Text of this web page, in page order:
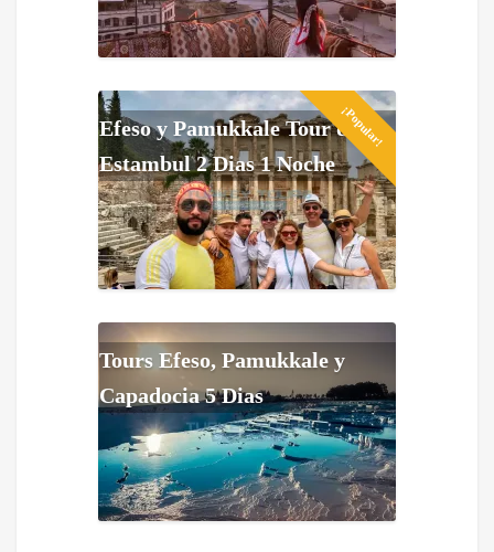
¡Popular!
Efeso y Pamukkale Tour de
Estambul 2 Dias 1 Noche
Tours Efeso, Pamukkale y
Capadocia 5 Dias